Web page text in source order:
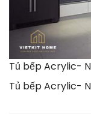
Tủ bếp Acrylic-
Tủ bếp Acrylic-